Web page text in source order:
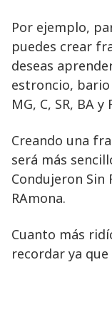
Por ejemplo,
puedes crear
deseas
estroncio, bario
MG, C, SR, BA y
Creando una
será más
Condujeron Sin
RAmona.
Cuanto más
recordar ya